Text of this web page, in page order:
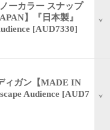
ーカラー スナップ
】『日本製』
[AUD7330]
ィガン【MADE IN
Audience [AUD7